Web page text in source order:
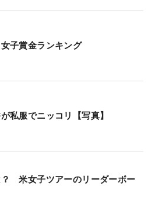
子賞金ランキング
私服でニッコリ【写真】
？ 米女子ツアーのリーダーボー